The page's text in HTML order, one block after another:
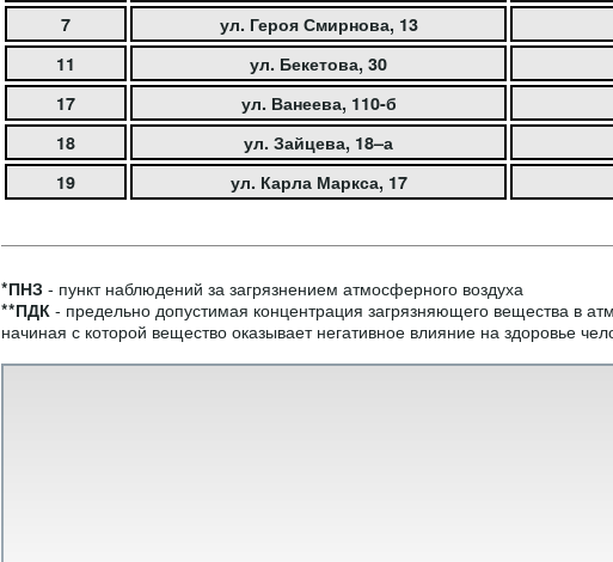
7
ул. Героя Смирнова, 13
11
ул. Бекетова, 30
17
ул. Ванеева, 110-б
18
ул. Зайцева, 18–а
19
ул. Карла Маркса, 17
*ПНЗ - пункт наблюдений за загрязнением атмосферного воздуха
**ПДК - предельно допустимая концентрация загрязняющего вещества в
начиная с которой вещество оказывает негативное влияние на здоровье